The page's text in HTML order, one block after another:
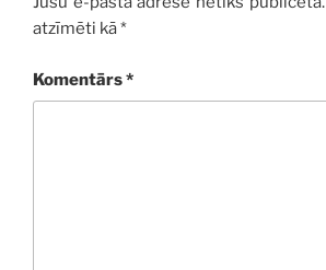
atzīmēti kā*
Komentārs*